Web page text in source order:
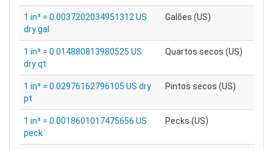
1 in³ = 0.0037202034951312 US
dry gal
Galões (US)
1 in³ = 0.014880813980525 US
dry qt
Quartos secos (US)
1 in³ = 0.02976162796105 US dry
pt
Pintos secos (US)
1 in³ = 0.0018601017475656 US
peck
Pecks (US)